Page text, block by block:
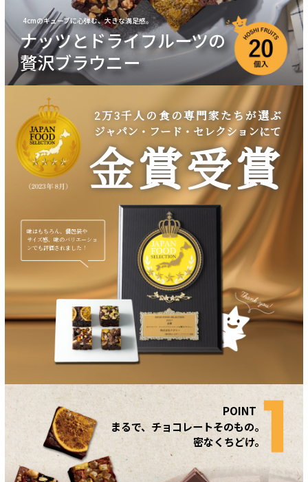
ナッツとドライフルーツの
贅沢ブラウニー
金賞受賞
2万3千人の食の専門家たちが選ぶ
ジャパン・フード・セレクションにて
味はもちろん、個包装や
サイズ感、味のバリエーショ
ンでも評価されました！
まるで、チョコレートそのもの。
密なくちどけ。